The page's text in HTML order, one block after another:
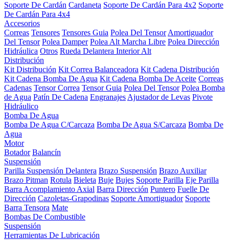
Soporte De Cardán Cardaneta Soporte De Cardán Para 4x2 Soporte
De Cardán Para 4x4
Accesorios
Correas Tensores Tensores Guia Polea Del Tensor Amortiguador
Del Tensor Polea Damper Polea Alt Marcha Libre Polea Dirección
Hidráulica Otros Rueda Delantera Interior Alt
Distribución
Kit Distribución Kit Correa Balanceadora Kit Cadena Distribución
Kit Cadena Bomba De Agua Kit Cadena Bomba De Aceite Correas
Cadenas Tensor Correa Tensor Guia Polea Del Tensor Polea Bomba
de Agua Patín De Cadena Engranajes Ajustador de Levas Pivote
Hidráulico
Bomba De Agua
Bomba De Agua C/Carcaza Bomba De Agua S/Carcaza Bomba De
Agua
Motor
Botador Balancín
Suspensión
Parilla Suspensión Delantera Brazo Suspensión Brazo Auxiliar
Brazo Pitman Rotula Bieleta Buje Bujes Soporte Parilla Eje Parilla
Barra Acomplamiento Axial Barra Dirección Puntero Fuelle De
Dirección Cazoletas-Grapodinas Soporte Amortiguador Soporte
Barra Tensora Mate
Bombas De Combustible
Suspensión
Herramientas De Lubricación